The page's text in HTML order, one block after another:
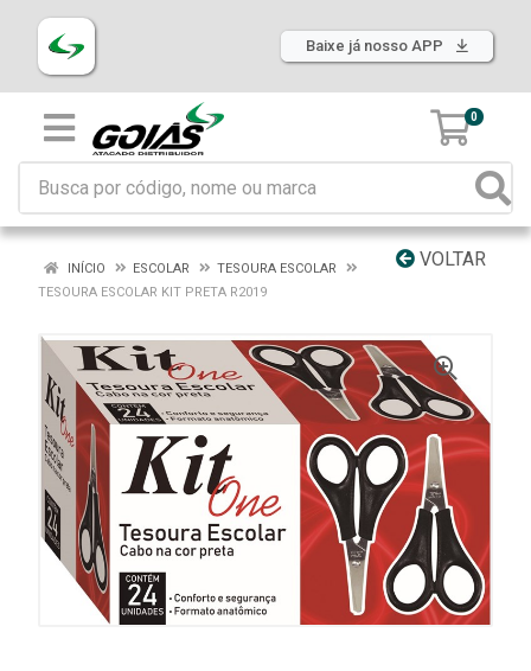
Baixe já nosso APP
0
VOLTAR
INÍCIO ESCOLAR
TESOURA ESCOLAR
TESOURA ESCOLAR KIT PRETA R2019